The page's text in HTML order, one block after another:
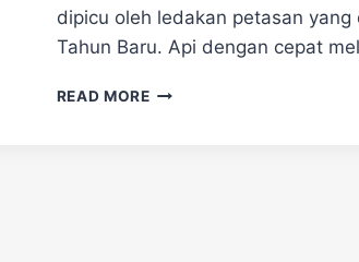
dipicu oleh ledakan petasan
Tahun Baru.​ Api dengan cepat
READ MOREGEGARA